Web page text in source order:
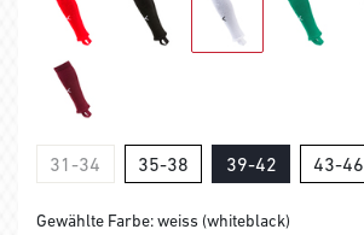
31-34 35-38 39-42 43-46
Gewählte Farbe: weiss (whiteblack)